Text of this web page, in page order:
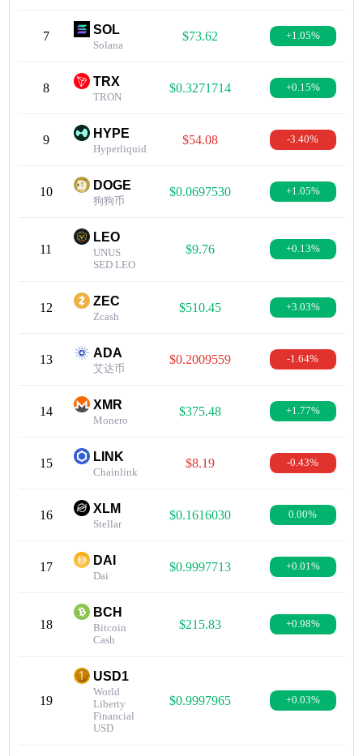
7 SOL
Solana
$73.62 +1.05%
8 TRX
TRON
$0.3271714 +0.15%
9 HYPE
Hyperliquid
$54.08 -3.40%
10 DOGE
狗狗币
$0.0697530 +1.05%
11
LEO
UNUS
SED LEO
$9.76 +0.13%
12 ZEC
Zcash
$510.45 +3.03%
13 ADA
艾达币
$0.2009559 -1.64%
14 XMR
Monero
$375.48 +1.77%
15 LINK
Chainlink
$8.19 -0.43%
16 XLM
Stellar
$0.1616030 0.00%
17 DAI
Dai
$0.9997713 +0.01%
18
BCH
Bitcoin
Cash
$215.83 +0.98%
19
USD1
World
Liberty
Financial
USD
$0.9997965 +0.03%